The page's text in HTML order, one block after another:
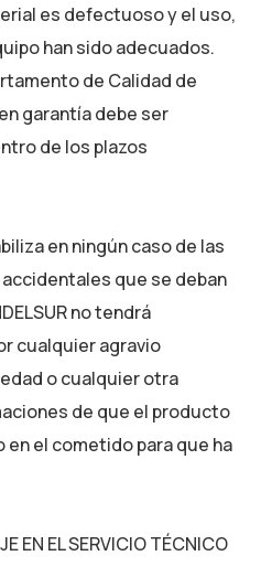
es defectuoso y el uso,
han sido adecuados.
de Calidad de
garantía debe ser
de los plazos
en ningún caso de las
que se deban
no tendrá
cualquier agravio
o cualquier otra
de que el producto
el cometido para que ha
EN EL SERVICIO TÉCNICO